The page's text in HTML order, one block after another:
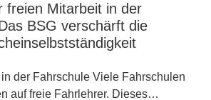
freien Mitarbeit in der
BSG verschärft die
der Fahrschule Viele Fahrschulen
auf freie Fahrlehrer. Dieses…